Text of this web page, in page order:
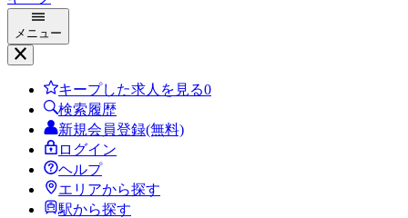
メニュー
キープした求人を見る0
検索履歴
新規会員登録(無料)
ログイン
ヘルプ
エリアから探す
駅から探す